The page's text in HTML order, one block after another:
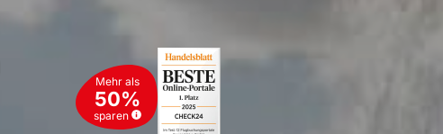
Mehr als
50%
sparen